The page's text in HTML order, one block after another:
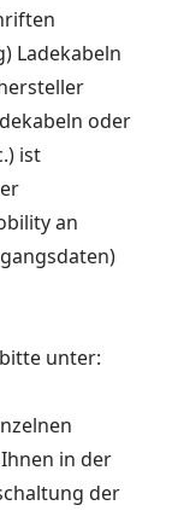
Ladekabeln
oder
ist
an
unter:
in der
der